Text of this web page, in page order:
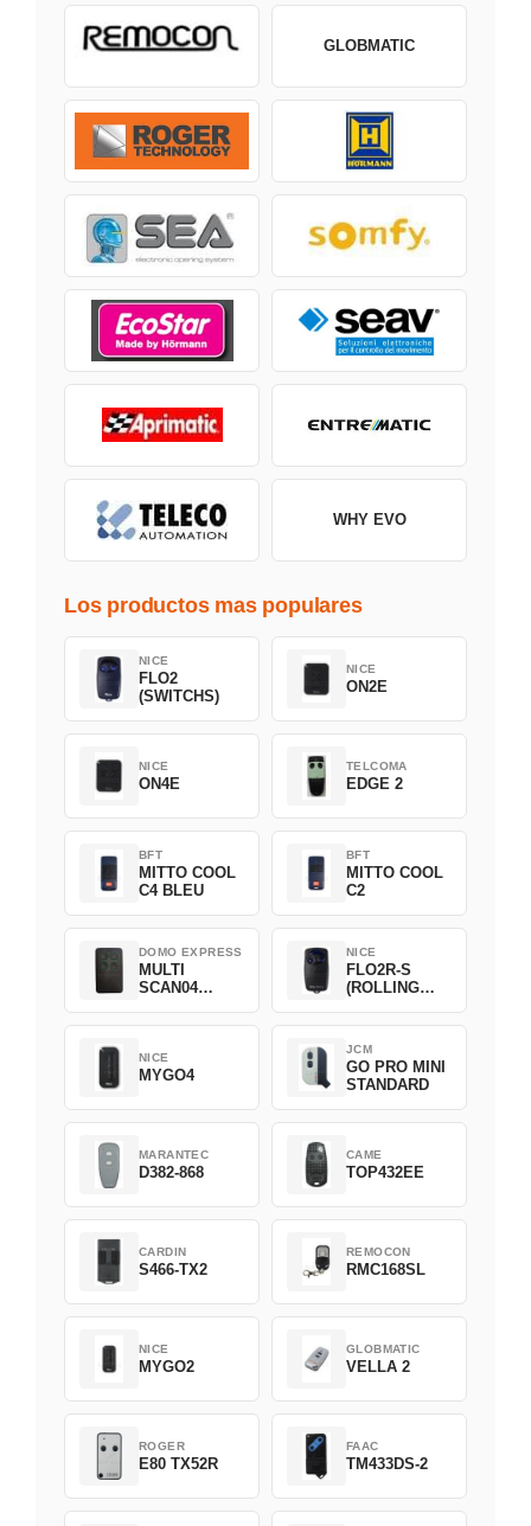
GLOBMATIC
WHY EVO
Los productos mas populares
NICE
FLO2
(SWITCHS)
NICE
ON2E
NICE
ON4E
TELCOMA
EDGE 2
BFT
MITTO COOL
C4 BLEU
BFT
MITTO COOL
C2
DOMO EXPRESS
MULTI
SCAN04
NICE
FLO2R-S
(ROLLING
NICE
MYGO4
JCM
GO PRO MINI
STANDARD
MARANTEC
D382-868
CAME
TOP432EE
CARDIN
S466-TX2
REMOCON
RMC168SL
NICE
MYGO2
GLOBMATIC
VELLA 2
ROGER
E80 TX52R
FAAC
TM433DS-2